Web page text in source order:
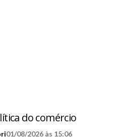
do comércio
01/08/2026 às 15:06